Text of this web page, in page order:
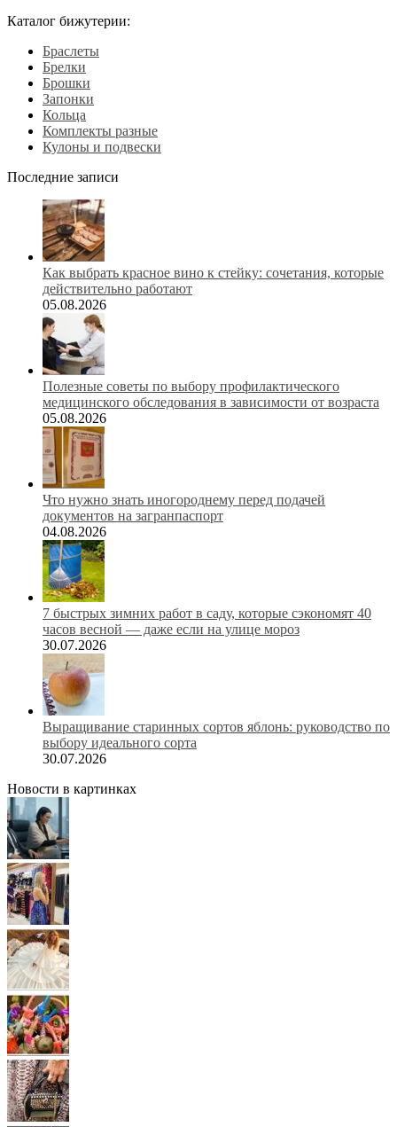
Каталог бижутерии:
Браслеты
Брелки
Брошки
Запонки
Кольца
Комплекты разные
Кулоны и подвески
Последние записи
Как выбрать красное вино к стейку: сочетания, которые
действительно работают
05.08.2026
Полезные советы по выбору профилактического
медицинского обследования в зависимости от возраста
05.08.2026
Что нужно знать иногороднему перед подачей
документов на загранпаспорт
04.08.2026
7 быстрых зимних работ в саду, которые сэкономят 40
часов весной — даже если на улице мороз
30.07.2026
Выращивание старинных сортов яблонь: руководство по
выбору идеального сорта
30.07.2026
Новости в картинках